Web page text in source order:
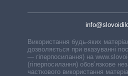
Використання будь-яких
дозволяється при вказуванні
— гіперпосилання) на
(гіперпосилання) обов’язкове
часткового використання